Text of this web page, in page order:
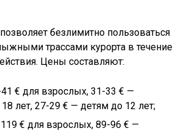
безлимитно пользоваться
трассами курорта в течение
Цены составляют:
€ для взрослых, 31-33 € —
лет, 27-29 € — детям до 12 лет;
€ для взрослых, 89-96 € —